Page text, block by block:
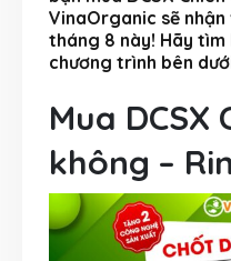
VinaOrganic sẽ
tháng 8 này! Hãy
chương trình bên
Mua DCSX
không –